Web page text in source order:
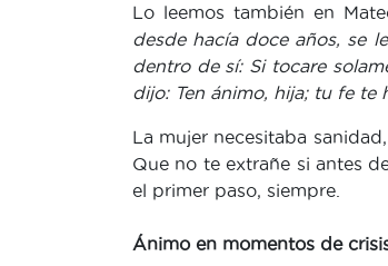
Lo leemos también en
desde hacía doce años, se
dentro de sí: Si tocare
dijo: Ten ánimo, hija; tu fe te
La mujer necesitaba
Que no te extrañe si antes
el primer paso, siempre.
Ánimo en momentos de